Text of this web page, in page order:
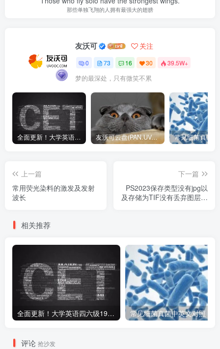
那些单独飞翔的人拥有最强大的翅膀
友沃可 关注
0 73 16 30 39.5W+
梦的最深处，只有微笑不累
全面更新！大学英语四六级1990-2024年12月真题高清PDF版本！无水印！包含详细答案解析，听力音频！ 友沃可云盘(PAN.UVOOC.COM)如何使用及更新日志
上一篇
常用荧光染料的激发及发射
波长
下一篇
PS2023保存类型没有jpg以
及存储为TIF没有丢弃图层选
相关推荐
全面更新！大学英语四六级1990-2024年12月真题高清PDF版本！无水印！包含详细答案解析，听力音频！ 常见细菌真菌中英文对照
评论 抢沙发